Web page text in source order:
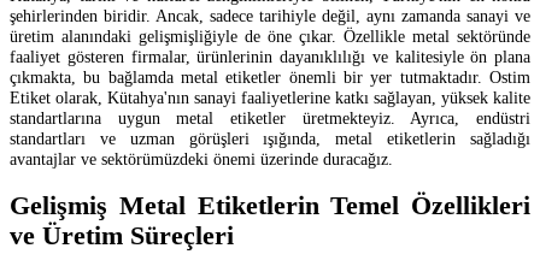
şehirlerinden biridir. Ancak, sadece tarihiyle değil, aynı zamanda sanayi ve
üretim alanındaki gelişmişliğiyle de öne çıkar. Özellikle metal sektöründe
faaliyet gösteren firmalar, ürünlerinin dayanıklılığı ve kalitesiyle ön plana
çıkmakta, bu bağlamda metal etiketler önemli bir yer tutmaktadır. Ostim
Etiket olarak, Kütahya'nın sanayi faaliyetlerine katkı sağlayan, yüksek kalite
standartlarına uygun metal etiketler üretmekteyiz. Ayrıca, endüstri
standartları ve uzman görüşleri ışığında, metal etiketlerin sağladığı
avantajlar ve sektörümüzdeki önemi üzerinde duracağız.
Gelişmiş Metal Etiketlerin Temel Özellikleri
ve Üretim Süreçleri